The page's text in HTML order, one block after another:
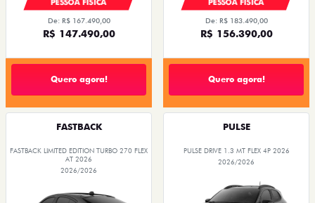
De: R$ 167.490,00
R$ 147.490,00
Quero agora!
De: R$ 183.490,00
R$ 156.390,00
Quero agora!
FASTBACK
FASTBACK LIMITED EDITION TURBO 270 FLEX
AT 2026
2026/2026
PULSE
PULSE DRIVE 1.3 MT FLEX 4P 2026
2026/2026